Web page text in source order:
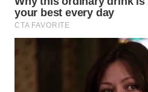
WAHANA